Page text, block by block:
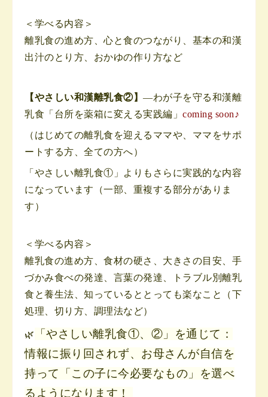
＜学べる内容＞
離乳食の進め方、心と食のつながり、基本の和漢
出汁のとり方、おかゆの作り方など
【やさしい和漢離乳食②】 —わが子を守る和漢離
乳食「台所を薬箱に変える実践編」 coming soon♪
（はじめての離乳食を迎えるママや、ママをサポ
ートする方、全ての方へ）
「やさしい離乳食①」よりもさらに実践的な内容
になっています（一部、重複する部分がありま
す）
＜学べる内容＞
離乳食の進め方、食材の硬さ、大きさの目安、手
づかみ食べの発達、言葉の発達、トラブル別離乳
食と養生法、知っているととっても楽なこと（下
処理、切り方、調理法など）
🌿
「やさしい離乳食①、②」を通じて：
情報に振り回されず、お母さんが自信を
持って「この子に今必要なもの」を選べ
るようになります！